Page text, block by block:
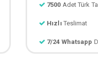
7500 Adet Türk
Hızlı Teslimat
7/24 Whatsapp